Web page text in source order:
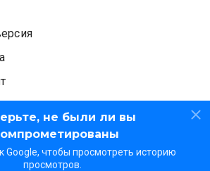
не были ли вы
Google, чтобы просмотреть историю
просмотров.